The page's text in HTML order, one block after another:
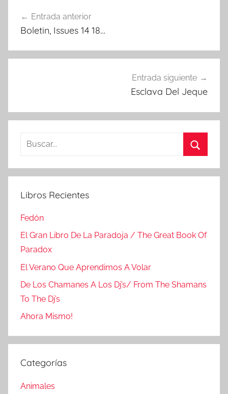
de
Entrada anterior
Boletin, Issues 14 18…
Entrada siguiente
Esclava Del Jeque
Buscar:
Libros Recientes
Fedón
El Gran Libro De La Paradoja / The Great Book Of
Paradox
El Verano Que Aprendimos A Volar
De Los Chamanes A Los Dj’s/ From The Shamans
To The Dj’s
Ahora Mismo!
Categorías
Animales